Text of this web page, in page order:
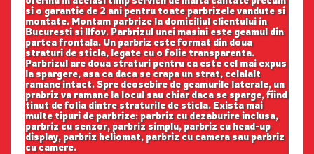
si o garantie de 2 ani pentru toate parbrizele vandute si
montate. Montam parbrize la domiciliul clientului in
Bucuresti si Ilfov. Parbrizul unei masini este geamul din
partea frontala. Un parbriz este format din doua
straturi de sticla, legate cu o folie transparenta.
Parbrizul are doua straturi pentru ca este cel mai expus
la spargere, asa ca daca se crapa un strat, celalalt
ramane intact. Spre deosebire de geamurile laterale, un
prabriz va ramane la locul sau chiar daca se sparge, fiind
tinut de folia dintre straturile de sticla. Exista mai
multe tipuri de parbrize: parbriz cu dezaburire inclusa,
parbriz cu senzor, parbriz simplu, parbriz cu head-up
display, parbriz heliomat, parbriz cu camera sau parbriz
cu camere.